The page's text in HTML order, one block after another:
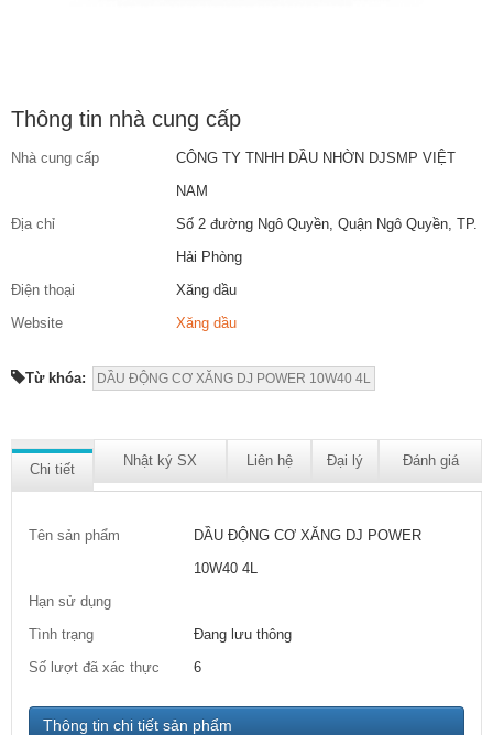
Thông tin nhà cung cấp
Nhà cung cấp
CÔNG TY TNHH DẦU NHỜN DJSMP VIỆT
NAM
Địa chỉ
Số 2 đường Ngô Quyền, Quận Ngô Quyền, TP.
Hải Phòng
Điện thoại
Xăng dầu
Website
Xăng dầu
Từ khóa: DẦU ĐỘNG CƠ XĂNG DJ POWER 10W40 4L
Chi tiết
Nhật ký SX Liên hệ Đại lý Đánh giá
Tên sản phẩm
DẦU ĐỘNG CƠ XĂNG DJ POWER
10W40 4L
Hạn sử dụng
Tình trạng
Đang lưu thông
Số lượt đã xác thực
6
Thông tin chi tiết sản phẩm